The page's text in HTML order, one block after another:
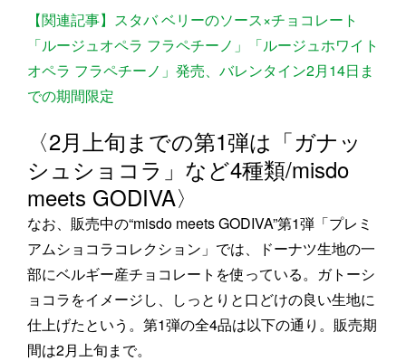
【関連記事】スタバ ベリーのソース×チョコレート
「ルージュオペラ フラペチーノ」「ルージュホワイト
オペラ フラペチーノ」発売、バレンタイン2月14日ま
での期間限定
〈2月上旬までの第1弾は「ガナッ
シュショコラ」など4種類/misdo
meets GODIVA〉
なお、販売中の“misdo meets GODIVA”第1弾「プレミ
アムショコラコレクション」では、ドーナツ生地の一
部にベルギー産チョコレートを使っている。ガトーシ
ョコラをイメージし、しっとりと口どけの良い生地に
仕上げたという。第1弾の全4品は以下の通り。販売期
間は2月上旬まで。